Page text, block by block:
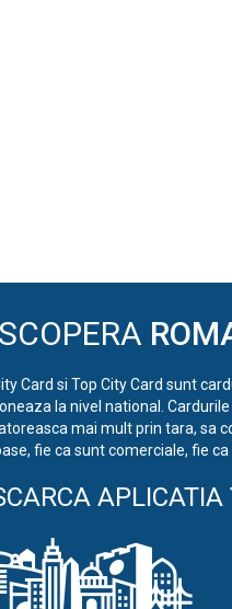
Card si Top City Card sunt
la nivel national.
mai mult prin tara, sa
fie ca sunt comerciale, fie
APLICATIA